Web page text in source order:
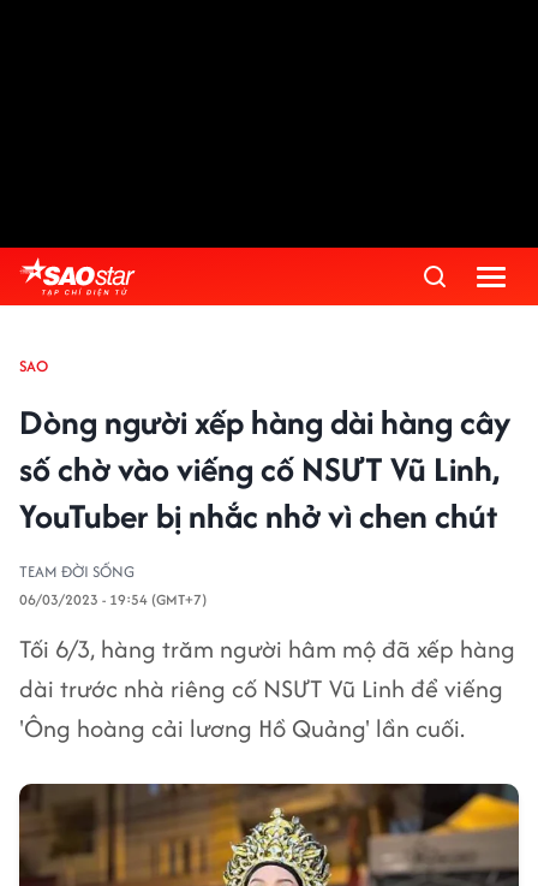
SAO
Dòng người xếp hàng dài hàng cây
số chờ vào viếng cố NSƯT Vũ Linh,
YouTuber bị nhắc nhở vì chen chút
TEAM ĐỜI SỐNG
06/03/2023 - 19:54 (GMT+7)
Tối 6/3, hàng trăm người hâm mộ đã xếp hàng
dài trước nhà riêng cố NSƯT Vũ Linh để viếng
'Ông hoàng cải lương Hồ Quảng' lần cuối.